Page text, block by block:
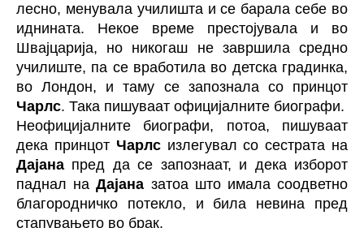
лесно, менувала училишта и се барала себе во
иднината. Некое време престојувала и во
Швајцарија, но никогаш не завршила средно
училиште, па се вработила во детска градинка,
во Лондон, и таму се запознала со принцот
Чарлс. Така пишуваат официјалните биографи.
Неофицијалните биографи, потоа, пишуваат
дека принцотЧарлсизлегувал со сестрата на
Дајана пред да се запознаат, и дека изборот
паднал наДајана затоа што имала соодветно
благородничко потекло, и била невина пред
стапувањето во брак.